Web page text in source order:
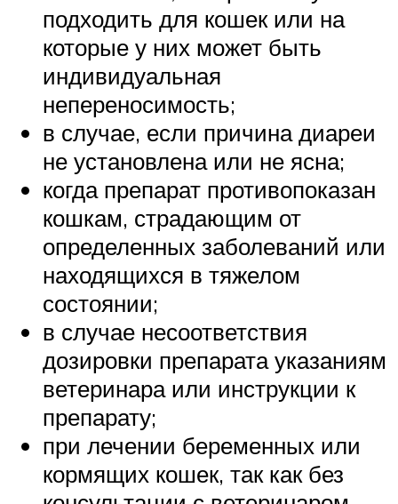
подходить для кошек или на
которые у них может быть
индивидуальная
непереносимость;
в случае, если причина диареи
не установлена или не ясна;
когда препарат противопоказан
кошкам, страдающим от
определенных заболеваний или
находящихся в тяжелом
состоянии;
в случае несоответствия
дозировки препарата указаниям
ветеринара или инструкции к
препарату;
при лечении беременных или
кормящих кошек, так как без